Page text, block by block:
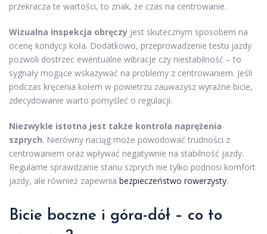
przekracza te wartości, to znak, że czas na centrowanie.
Wizualna inspekcja obręczy jest skutecznym sposobem na
ocenę kondycji koła. Dodatkowo, przeprowadzenie testu jazdy
pozwoli dostrzec ewentualne wibracje czy niestabilność – to
sygnały mogące wskazywać na problemy z centrowaniem. Jeśli
podczas kręcenia kołem w powietrzu zauważysz wyraźne bicie,
zdecydowanie warto pomyśleć o regulacji.
Niezwykle istotna jest także kontrola naprężenia
szprych. Nierówny naciąg może powodować trudności z
centrowaniem oraz wpływać negatywnie na stabilność jazdy.
Regularne sprawdzanie stanu szprych nie tylko podnosi komfort
jazdy, ale również zapewnia bezpieczeństwo rowerzysty.
Bicie boczne i góra-dół – co to